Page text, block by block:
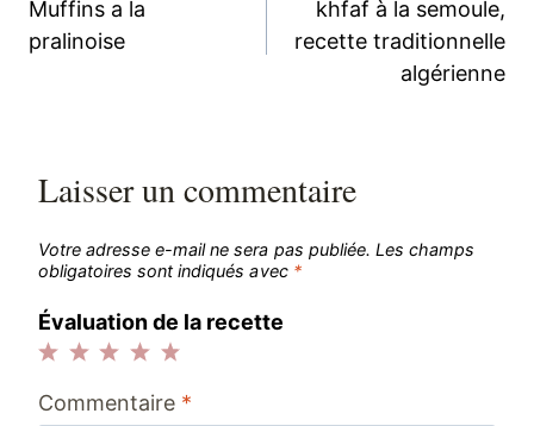
de
Muffins a la
pralinoise
khfaf à la semoule,
recette traditionnelle
algérienne
Laisser un commentaire
Votre adresse e-mail ne sera pas publiée. Les champs
obligatoires sont indiqués avec *
Évaluation de la recette
étoiles
étoiles
étoiles
étoiles
étoile
Commentaire *